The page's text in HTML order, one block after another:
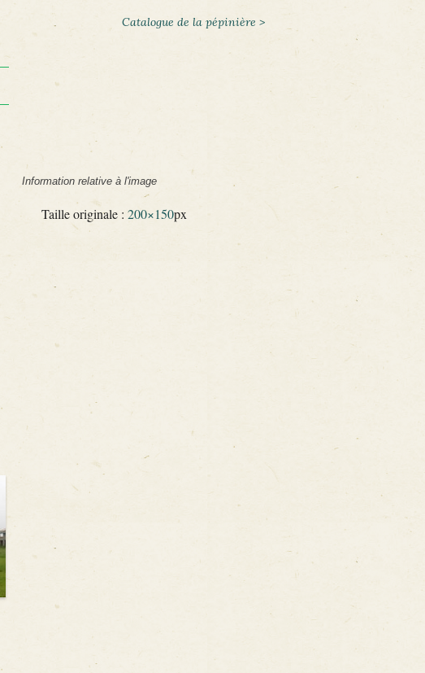
Catalogue de la pépinière >
Information relative à l'image
Taille originale :200×150px